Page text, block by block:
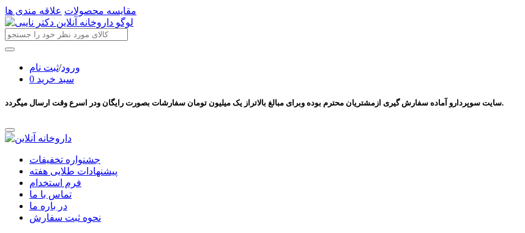
مقایسه محصولات علاقه مندی ها
ورود/ثبت نام
سبد خرید 0
سایت سوپردارو آماده سفارش گیری ازمشتریان محترم بوده وبرای مبالغ بالاتراز یک میلیون تومان سفارشات بصورت رایگان ودر اسرع وقت ارسال میگردد.
جشنواره تخفیفات
پیشنهادات طلایی هفته
فرم استخدام
تماس با ما
در باره ما
نحوه ثبت سفارش